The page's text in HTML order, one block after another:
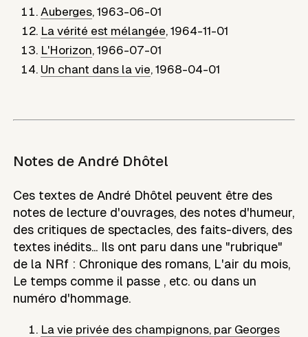
Auberges,1963-06-01
La vérité est mélangée,1964-11-01
L'Horizon,1966-07-01
Un chant dans la vie,1968-04-01
Notes de André Dhôtel
Ces textes de André Dhôtel peuvent être des
notes de lecture d'ouvrages, des notes d'humeur,
des critiques de spectacles, des faits-divers, des
textes inédits... Ils ont paru dans une "rubrique"
de la NRf : Chronique des romans, L'air du mois,
Le temps comme il passe , etc. ou dans un
numéro d'hommage.
La vie privée des champignons, par Georges